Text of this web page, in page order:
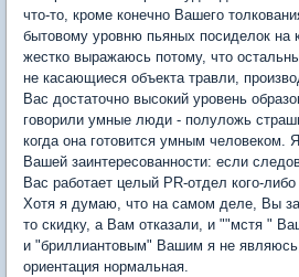
что-то, кроме конечно Вашего
бытовому уровню пьяных посиделок на
жестко выражаюсь потому, что
не касающиеся объекта травли,
Вас достаточно высокий уровень
говорили умные люди - полуложь
когда она готовится умным человеком.
Вашей заинтересованности: если
Вас работает целый PR-отдел кого-либо
Хотя я думаю, что на самом деле, Вы
то скидку, а Вам отказали, и ""мстя "
и "бриллиантовым" Вашим я не
ориентация нормальная.